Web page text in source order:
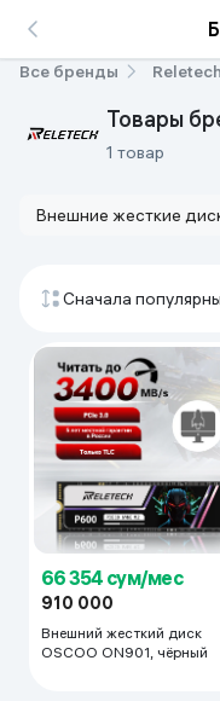
Все бренды Reletech
Товары
1 товар
Внешние жесткие
Сначала
66 354 сум/мес
910 000
Внешний жесткий диск
OSCOO ON901, чёрный